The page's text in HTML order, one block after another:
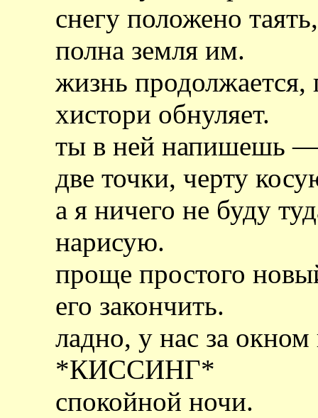
снегу положено
полна земля им.
жизнь продолжается,
хистори обнуляет.
ты в ней напишешь —
две точки, черту
а я ничего не буду
нарисую.
проще простого
его закончить.
ладно, у нас за окном
*КИССИНГ*
спокойной ночи.